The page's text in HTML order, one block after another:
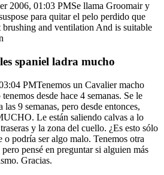
2006, 01:03 PMSe llama Groomair y
para quitar el pelo perdido que
and ventilation And is suitable
spaniel ladra mucho
PMTenemos un Cavalier macho
desde hace 4 semanas. Se le
9 semanas, pero desde entonces,
Le están saliendo calvas a lo
y la zona del cuello. ¿Es esto sólo
o podría ser algo malo. Tenemos otra
pensé en preguntar si alguien más
Gracias.